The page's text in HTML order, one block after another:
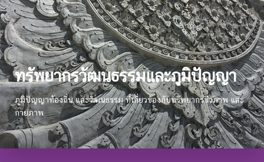
ทรัพยากรวัฒนธรรมและภูมิปัญญา
ภูมิปัญญาท้องถิ่น และวัฒนธรรม ที่เกี่ยวข้องกับทรัพยากรชีวภาพ และ
กายภาพ